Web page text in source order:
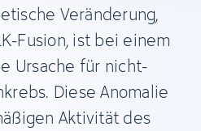
Veränderung,
Fusion, ist bei einem
Ursache für nicht-
Diese Anomalie
Aktivität des